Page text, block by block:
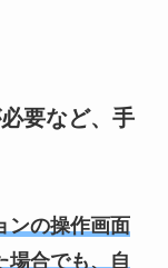
要など、手
ンの操作画面
場合でも、自